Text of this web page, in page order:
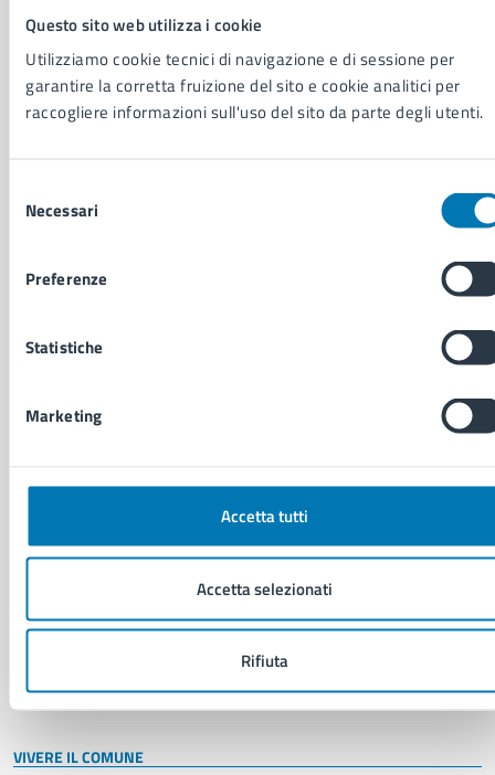
Questo sito web utilizza i cookie
Utilizziamo cookie tecnici di navigazione e di sessione per
garantire la corretta fruizione del sito e cookie analitici per
raccogliere informazioni sull'uso del sito da parte degli utenti.
delNecessari
Preferenze
Statistiche
Marketing
Accetta tutti
Accetta selezionati
Rifiuta
Politici
Personale amministrativo
Documenti e dati
Intranet, posta aziendale e protocollo
Ambiente
Cultura e tempo libero
Educazione e formazione
Giustizia e sicurezza pubblica
Salute, benessere e assistenza
NOVITÀ
Comunicati
Comunicati stampa della Giunta Comunale
VIVERE IL COMUNE